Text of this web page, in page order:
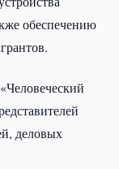
обеспечению
деловых